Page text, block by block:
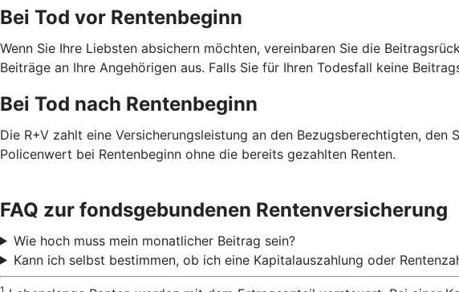
Bei Tod vor Rentenbeginn
Wenn Sie Ihre Liebsten absichern möchten, vereinbaren Sie die
Beiträge an Ihre Angehörigen aus. Falls Sie für Ihren Todesfall keine
Bei Tod nach Rentenbeginn
Die R+V zahlt eine Versicherungsleistung an den Bezugsberechtigten,
Policenwert bei Rentenbeginn ohne die bereits gezahlten Renten.
FAQ zur fondsgebundenen Rentenversicherung
Wie hoch muss mein monatlicher Beitrag sein?
Kann ich selbst bestimmen, ob ich eine Kapitalauszahlung oder